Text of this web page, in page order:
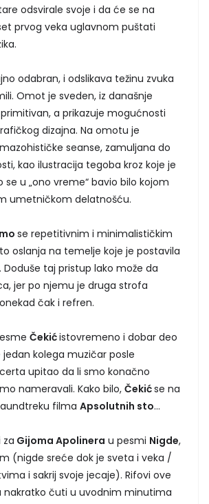
odsvirale svoje i da će se na
prvog veka uglavnom puštati
odabran, i odslikava težinu zvuka
Omot je sveden, iz današnje
a prikazuje mogućnosti
dizajna. Na omotu je
seanse, zamuljana do
kao ilustracija tegoba kroz koje je
se u „ono vreme“ bavio bilo kojom
umetničkom delatnošću.
se repetitivnim i minimalističkim
oslanja na temelje koje je postavila
Doduše taj pristup lako može da
jer po njemu je druga strofa
čak i refren.
Čekićistovremeno i dobar deo
jedan kolega muzičar posle
upitao da li smo konačno
nameravali. Kako bilo, Čekićse na
filma Apsolutnih sto...
za Gijoma Apolinera u pesmi Nigde,
(nigde sreće dok je sveta i veka /
i sakrij svoje jecaje). Rifovi ove
nakratko čuti u uvodnim minutima